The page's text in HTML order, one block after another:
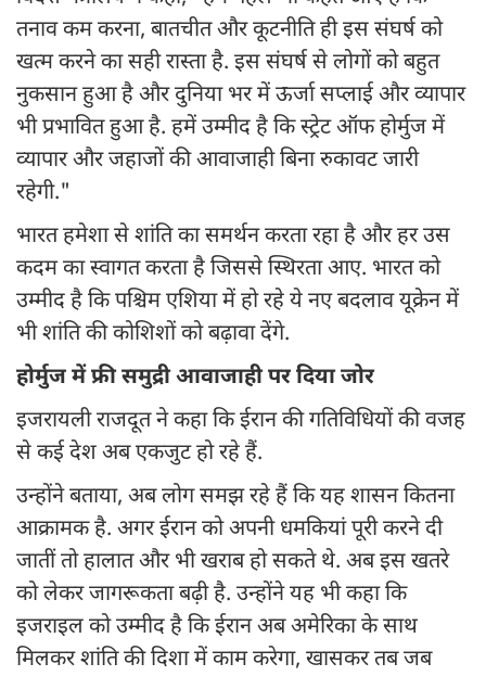
तनाव कम करना, बातचीत और कूटनीति ही इस संघर्ष को
खत्म करने का सही रास्ता है. इस संघर्ष से लोगों को बहुत
नुकसान हुआ है और दुनिया भर में ऊर्जा सप्लाई और व्यापार
भी प्रभावित हुआ है. हमें उम्मीद है कि स्ट्रेट ऑफ होर्मुज में
व्यापार और जहाजों की आवाजाही बिना रुकावट जारी
रहेगी."
भारत हमेशा से शांति का समर्थन करता रहा है और हर उस
कदम का स्वागत करता है जिससे स्थिरता आए. भारत को
उम्मीद है कि पश्चिम एशिया में हो रहे ये नए बदलाव यूक्रेन में
भी शांति की कोशिशों को बढ़ावा देंगे.
होर्मुज में फ्री समुद्री आवाजाही पर दिया जोर
इजरायली राजदूत ने कहा कि ईरान की गतिविधियों की वजह
से कई देश अब एकजुट हो रहे हैं.
उन्होंने बताया, अब लोग समझ रहे हैं कि यह शासन कितना
आक्रामक है. अगर ईरान को अपनी धमकियां पूरी करने दी
जातीं तो हालात और भी खराब हो सकते थे. अब इस खतरे
को लेकर जागरूकता बढ़ी है. उन्होंने यह भी कहा कि
इजराइल को उम्मीद है कि ईरान अब अमेरिका के साथ
मिलकर शांति की दिशा में काम करेगा, खासकर तब जब